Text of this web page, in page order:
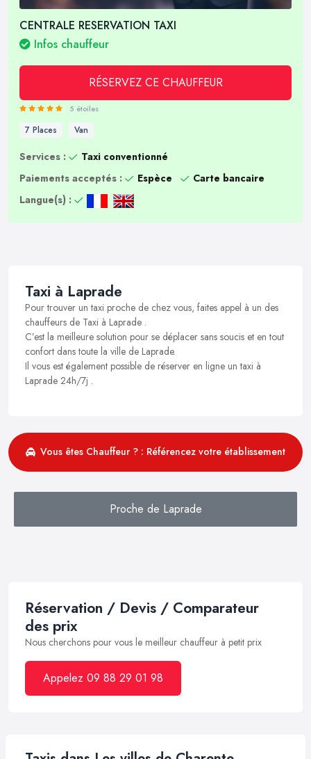
CENTRALE RESERVATION TAXI
Infos chauffeur
RÉSERVEZ CE CHAUFFEUR
5 étoiles
7 Places Van
Services :
Taxi conventionné
Paiements acceptés :
Espèce
Carte bancaire
Langue(s) :
Taxi à Laprade
Pour trouver un taxi proche de chez vous, faites appel à un des
chauffeurs de Taxi à Laprade .
C’est la meilleure solution pour se déplacer sans soucis et en tout
confort dans toute la ville de Laprade.
Il vous est également possible de réserver en ligne un taxi à
Laprade 24h/7j .
Vous êtes Chauffeur ? : Référencez votre établissement
Proche de Laprade
Réservation / Devis / Comparateur
des prix
Nous cherchons pour vous le meilleur chauffeur à petit prix
Appelez 09 88 29 01 98